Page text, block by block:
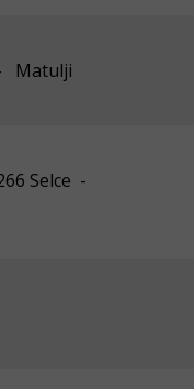
Matulji
Selce -